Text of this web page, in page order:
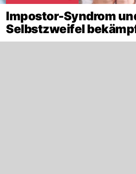
Impostor-Syndrom
Selbstzweifel